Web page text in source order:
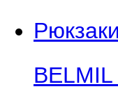
Рюкзаки